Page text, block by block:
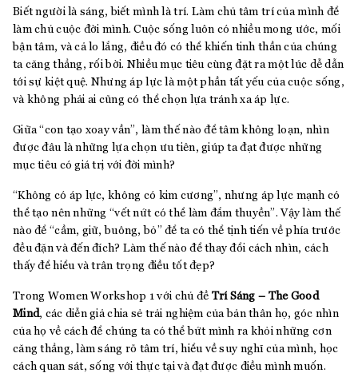
Biết người là sáng, biết mình là trí. Làm chủ tâm trí của mình để
làm chủ cuộc đời mình. Cuộc sống luôn có nhiều mong ước, mối
bận tâm, và cả lo lắng, điều đó có thể khiến tinh thần của chúng
ta căng thẳng, rối bời. Nhiều mục tiêu cùng đặt ra một lúc dễ dẫn
tới sự kiệt quệ. Nhưng áp lực là một phần tất yếu của cuộc sống,
và không phải ai cũng có thể chọn lựa tránh xa áp lực.
Giữa “con tạo xoay vần”, làm thế nào để tâm không loạn, nhìn
được đâu là những lựa chọn ưu tiên, giúp ta đạt được những
mục tiêu có giá trị với đời mình?
“Không có áp lực, không có kim cương”, nhưng áp lực mạnh có
thể tạo nên những “vết nứt có thể làm đắm thuyền”. Vậy làm thế
nào để “cầm, giữ, buông, bỏ” để ta có thể tịnh tiến về phía trước
đều đặn và đến đích? Làm thế nào để thay đổi cách nhìn, cách
thấy để hiểu và trân trọng điều tốt đẹp?
Trong Women Workshop 1 với chủ đề Trí Sáng – The Good
Mind, các diễn giả chia sẻ trải nghiệm của bản thân họ, góc nhìn
của họ về cách để chúng ta có thể bứt mình ra khỏi những cơn
căng thẳng, làm sáng rõ tâm trí, hiểu về suy nghĩ của mình, học
cách quan sát, sống với thực tại và đạt được điều mình muốn.